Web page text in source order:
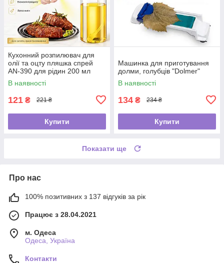
Кухонний розпилювач для
олії та оцту пляшка спрей
AN-390 для рідин 200 мл
В наявності
121 ₴ 221 ₴
Купити
Машинка для приготування
долми, голубців "Dolmer"
В наявності
134 ₴ 234 ₴
Купити
Показати ще
Про нас
100% позитивних з 137 відгуків за рік
Працює з 28.04.2021
м. Одеса
Одеса, Україна
Контакти